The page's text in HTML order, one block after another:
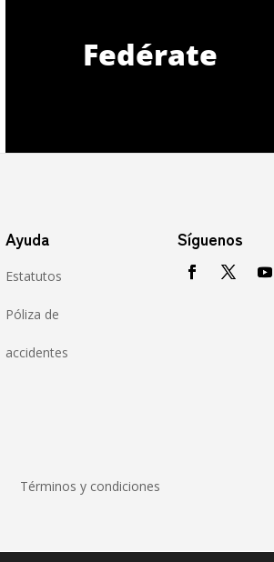
Fedérate
Ayuda
Estatutos
Póliza de
accidentes
Síguenos
Términos y condiciones